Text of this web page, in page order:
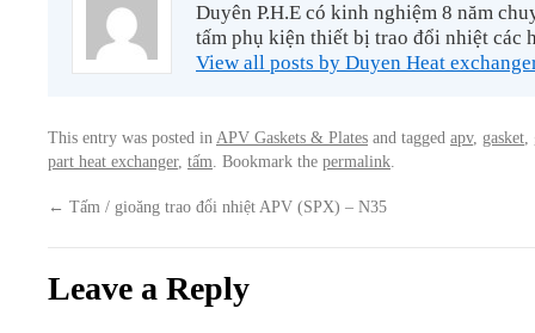
Duyên P.H.E có kinh nghiệm 8 năm
tấm phụ kiện thiết bị trao đổi nhiệt các
View all posts by Duyen Heat
This entry was posted in APV Gaskets & Plates and tagged apv, gasket
part heat exchanger, tấm . Bookmark the permalink
← Tấm / gioăng trao đổi nhiệt APV (SPX) – N35
Leave a Reply